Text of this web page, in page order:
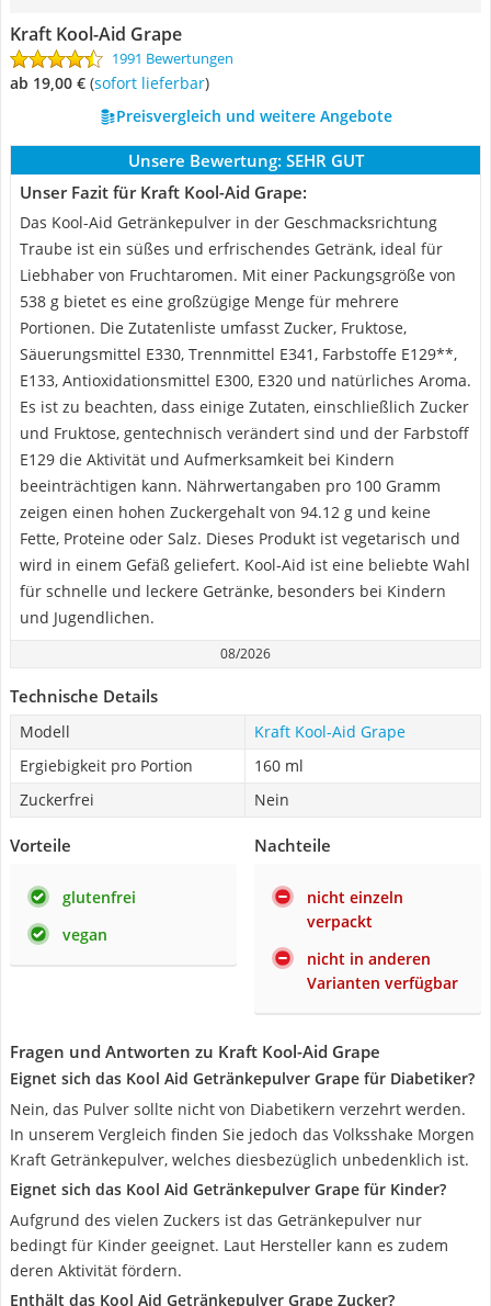
Kraft Kool-Aid Grape
1991 Bewertungen
ab 19,00 € ( Sofort lieferbar)
Preisvergleich und weitere Angebote
Unsere Bewertung: SEHR GUT
Unser Fazit für Kraft Kool-Aid Grape:
Das Kool-Aid Getränkepulver in der Geschmacksrichtung
Traube ist ein süßes und erfrischendes Getränk, ideal für
Liebhaber von Fruchtaromen. Mit einer Packungsgröße von
538 g bietet es eine großzügige Menge für mehrere
Portionen. Die Zutatenliste umfasst Zucker, Fruktose,
Säuerungsmittel E330, Trennmittel E341, Farbstoffe E129**,
E133, Antioxidationsmittel E300, E320 und natürliches Aroma.
Es ist zu beachten, dass einige Zutaten, einschließlich Zucker
und Fruktose, gentechnisch verändert sind und der Farbstoff
E129 die Aktivität und Aufmerksamkeit bei Kindern
beeinträchtigen kann. Nährwertangaben pro 100 Gramm
zeigen einen hohen Zuckergehalt von 94.12 g und keine
Fette, Proteine oder Salz. Dieses Produkt ist vegetarisch und
wird in einem Gefäß geliefert. Kool-Aid ist eine beliebte Wahl
für schnelle und leckere Getränke, besonders bei Kindern
und Jugendlichen.
08/2026
Technische Details
Modell
Kraft Kool-Aid Grape
Ergiebigkeit pro Portion
160 ml
Zuckerfrei
Nein
Vorteile
glutenfrei
vegan
Nachteile
nicht einzeln
verpackt
nicht in anderen
Varianten verfügbar
Fragen und Antworten zu Kraft Kool-Aid Grape
Eignet sich das Kool Aid Getränkepulver Grape für Diabetiker?
Nein, das Pulver sollte nicht von Diabetikern verzehrt werden.
In unserem Vergleich finden Sie jedoch das Volksshake Morgen
Kraft Getränkepulver, welches diesbezüglich unbedenklich ist.
Eignet sich das Kool Aid Getränkepulver Grape für Kinder?
Aufgrund des vielen Zuckers ist das Getränkepulver nur
bedingt für Kinder geeignet. Laut Hersteller kann es zudem
deren Aktivität fördern.
Enthält das Kool Aid Getränkepulver Grape Zucker?